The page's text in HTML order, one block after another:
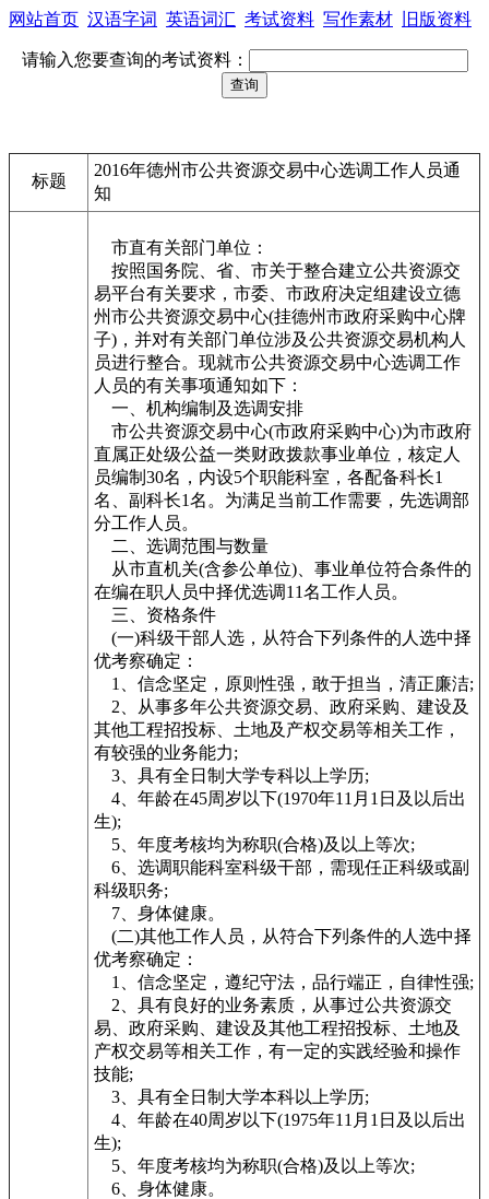
网站首页 汉语字词 英语词汇 考试资料 写作素材 旧版资料
请输入您要查询的考试资料：
标题
2016年德州市公共资源交易中心选调工作人员通
知
市直有关部门单位：
按照国务院、省、市关于整合建立公共资源交
易平台有关要求，市委、市政府决定组建设立德
州市公共资源交易中心(挂德州市政府采购中心牌
子)，并对有关部门单位涉及公共资源交易机构人
员进行整合。现就市公共资源交易中心选调工作
人员的有关事项通知如下：
一、机构编制及选调安排
市公共资源交易中心(市政府采购中心)为市政府
直属正处级公益一类财政拨款事业单位，核定人
员编制30名，内设5个职能科室，各配备科长1
名、副科长1名。为满足当前工作需要，先选调部
分工作人员。
二、选调范围与数量
从市直机关(含参公单位)、事业单位符合条件的
在编在职人员中择优选调11名工作人员。
三、资格条件
(一)科级干部人选，从符合下列条件的人选中择
优考察确定：
1、信念坚定，原则性强，敢于担当，清正廉洁;
2、从事多年公共资源交易、政府采购、建设及
其他工程招投标、土地及产权交易等相关工作，
有较强的业务能力;
3、具有全日制大学专科以上学历;
4、年龄在45周岁以下(1970年11月1日及以后出
生);
5、年度考核均为称职(合格)及以上等次;
6、选调职能科室科级干部，需现任正科级或副
科级职务;
7、身体健康。
(二)其他工作人员，从符合下列条件的人选中择
优考察确定：
1、信念坚定，遵纪守法，品行端正，自律性强;
2、具有良好的业务素质，从事过公共资源交
易、政府采购、建设及其他工程招投标、土地及
产权交易等相关工作，有一定的实践经验和操作
技能;
3、具有全日制大学本科以上学历;
4、年龄在40周岁以下(1975年11月1日及以后出
生);
5、年度考核均为称职(合格)及以上等次;
6、身体健康。